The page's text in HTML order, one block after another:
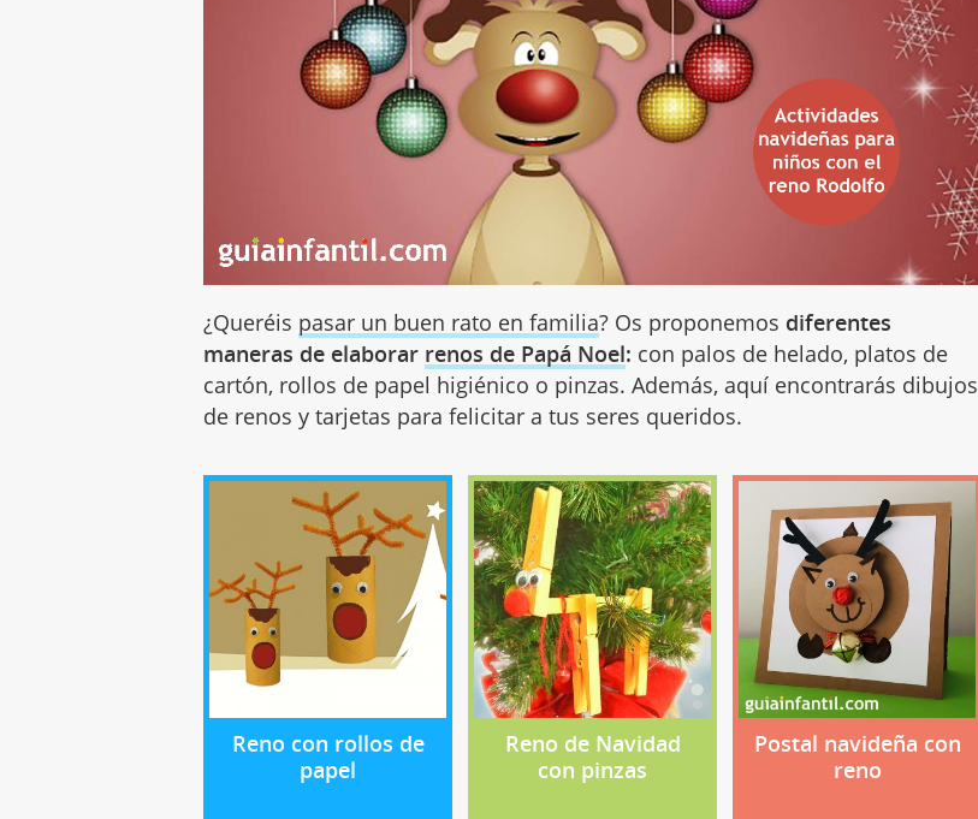
¿Queréis pasar un buen rato en familia? Os proponemos diferentes
maneras de elaborar renos de Papá Noel: con palos de helado, platos de
cartón, rollos de papel higiénico o pinzas. Además, aquí encontrarás dibujos
de renos y tarjetas para felicitar a tus seres queridos.
Reno con rollos de
papel
Reno de Navidad
con pinzas
Postal navideña con
reno